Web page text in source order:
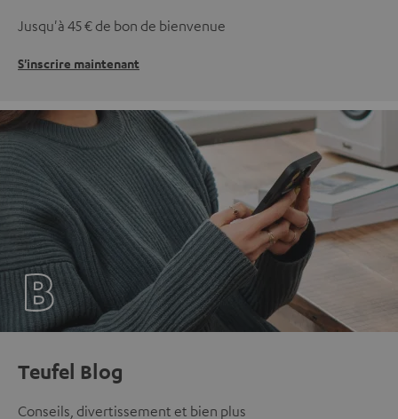
Jusqu'à 45 € de bon de bienvenue
S'inscrire maintenant
Teufel Blog
Conseils, divertissement et bien plus